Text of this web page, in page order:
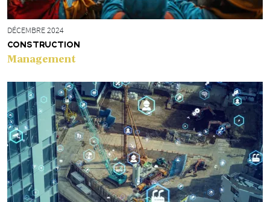
DÉCEMBRE 2024
CONSTRUCTION
Management